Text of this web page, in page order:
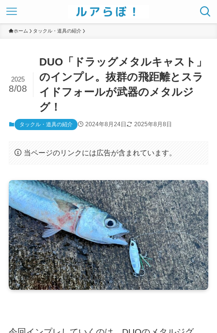
ホーム タックル・道具の紹介
DUO「ドラッグメタルキャスト」
のインプレ。抜群の飛距離とスラ
イドフォールが武器のメタルジ
グ！
2025
8/08
タックル・道具の紹介 2024年8月24日 2025年8月8日
当ページのリンクには広告が含まれています。